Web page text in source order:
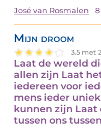
José van Rosmalen 8
Mijn droom
3.5 met
Laat de wereld
allen zijn Laat
iedereen voor
mens ieder
kunnen zijn
tussen ons